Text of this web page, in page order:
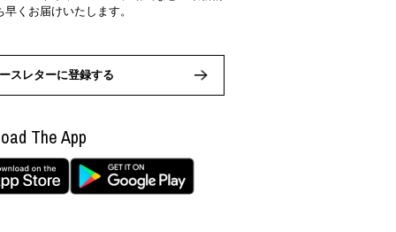
くお届けいたします。
スレターに登録する
The App